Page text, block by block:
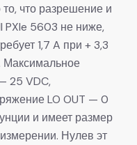
что разрешение и
PXIe 5603 не ниже,
1,7 A при + 3,3
Максимальное
25 VDC,
LO OUT — 0
и имеет размер
Нулев эт